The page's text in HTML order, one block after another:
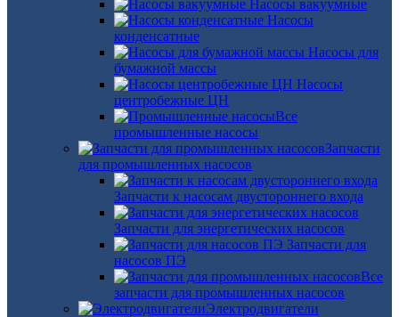
Насосы вакуумные
Насосы
конденсатные
Насосы для
бумажной массы
Насосы
центробежные ЦН
Все
промышленные насосы
Запчасти
для промышленных насосов
Запчасти к насосам двустороннего входа
Запчасти для энергетических насосов
Запчасти для
насосов ПЭ
Все
запчасти для промышленных насосов
Электродвигатели